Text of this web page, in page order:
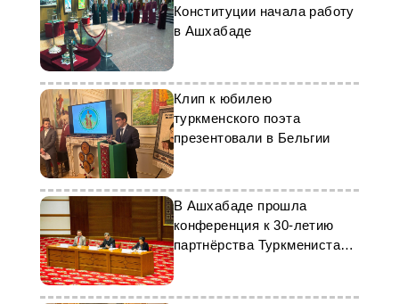
Конституции начала работу
в Ашхабаде
Клип к юбилею
туркменского поэта
презентовали в Бельгии
В Ашхабаде прошла
конференция к 30-летию
партнёрства Туркменистана
и ЮНЕСКО